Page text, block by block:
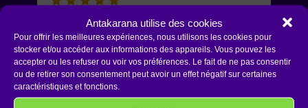
Antakarana utilise des cookies
Pour offrir les meilleures expériences, nous utilisons les cookies pour
stocker et/ou accéder aux informations des appareils. Vous pouvez les
accepter ou les refuser ou voir vos préférences. Le fait de ne pas consentir
ou de retirer son consentement peut avoir un effet négatif sur certaines
caractéristiques et fonctions.
Rencontre magique avec mes
guides et moi-même. Une force
et des énergies extraordinaire.
Un lâcher prise sur une peur
ancienne, très belle libération.